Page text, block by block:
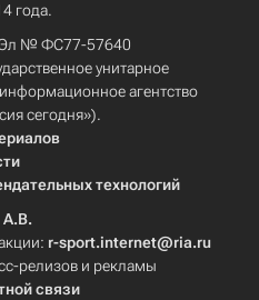
года.
Эл № ФС77-57640
унитарное
агентство
сегодня»).
технологий
А.В.
r-sport.internet@ria.ru
релизов и рекламы
связи